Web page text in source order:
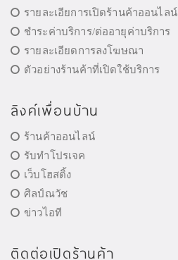
รายละเอียการเปิดร้านค้าออนไลน์
ชำระค่าบริการ/ต่ออายุค่าบริการ
รายละเอียดการลงโฆษณา
ตัวอย่างร้านค้าที่เปิดใช้บริการ
ลิงค์เพื่อนบ้าน
ร้านค้าออนไลน์
รับทำโปรเจค
เว็บโฮสติ้ง
ศิลป์ณวัช
ข่าวไอที
ติดต่อเปิดร้านค้า